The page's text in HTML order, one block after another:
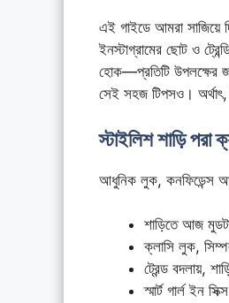
এই গাইডে আমরা সাজিয়ে
ইনস্টাগ্রামের ছোট ও
হোক—প্রতিটি উপলক্ষের
সেই সহজ টিপসও। অর্থাৎ,
স্টাইলিশ শাড়ি পরা
আধুনিক লুক, কনফিডেন্স আর
শাড়িতে আজ
ক্লাসি লুক,
ট্রেন্ড বদলায়,
স্মার্ট গার্ল ইন